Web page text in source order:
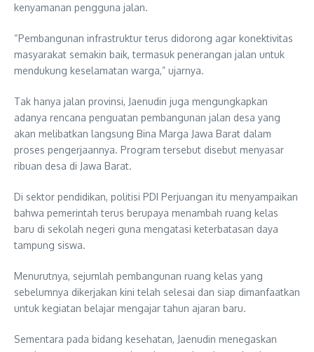
kenyamanan pengguna jalan.
“Pembangunan infrastruktur terus didorong agar konektivitas
masyarakat semakin baik, termasuk penerangan jalan untuk
mendukung keselamatan warga,” ujarnya.
Tak hanya jalan provinsi, Jaenudin juga mengungkapkan
adanya rencana penguatan pembangunan jalan desa yang
akan melibatkan langsung Bina Marga Jawa Barat dalam
proses pengerjaannya. Program tersebut disebut menyasar
ribuan desa di Jawa Barat.
Di sektor pendidikan, politisi PDI Perjuangan itu menyampaikan
bahwa pemerintah terus berupaya menambah ruang kelas
baru di sekolah negeri guna mengatasi keterbatasan daya
tampung siswa.
Menurutnya, sejumlah pembangunan ruang kelas yang
sebelumnya dikerjakan kini telah selesai dan siap dimanfaatkan
untuk kegiatan belajar mengajar tahun ajaran baru.
Sementara pada bidang kesehatan, Jaenudin menegaskan